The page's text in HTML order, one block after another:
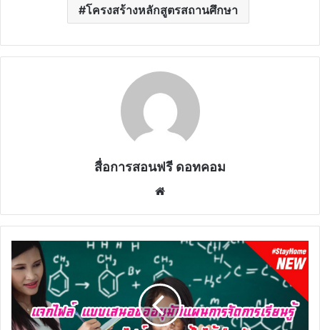
โครงสร้างหลักสูตรสถานศึกษา
สื่อการสอนฟรี ดอทคอม
แจก
ไฟล์
แบบ
เสนอ
ขอ
อนุมัติ